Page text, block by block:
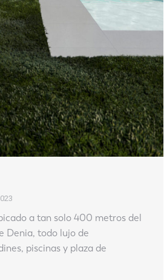
a tan solo 400 metros del
Denia, todo lujo de
piscinas y plaza de